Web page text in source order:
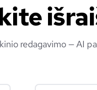
redagavimo — AI